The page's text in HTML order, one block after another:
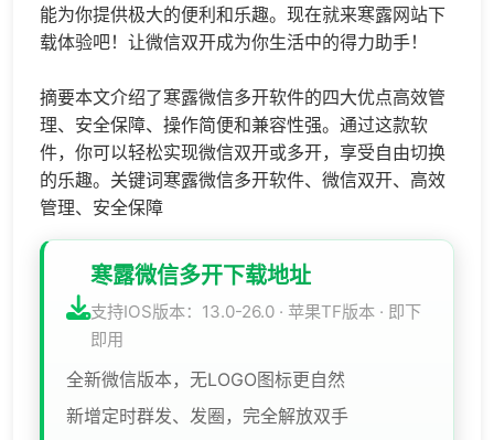
能为你提供极大的便利和乐趣。现在就来寒露网站下
载体验吧！让微信双开成为你生活中的得力助手！
摘要本文介绍了寒露微信多开软件的四大优点高效管
理、安全保障、操作简便和兼容性强。通过这款软
件，你可以轻松实现微信双开或多开，享受自由切换
的乐趣。关键词寒露微信多开软件、微信双开、高效
管理、安全保障
寒露微信多开下载地址
支持IOS版本：13.0-26.0 · 苹果TF版本 · 即下
即用
全新微信版本，无LOGO图标更自然
新增定时群发、发圈，完全解放双手